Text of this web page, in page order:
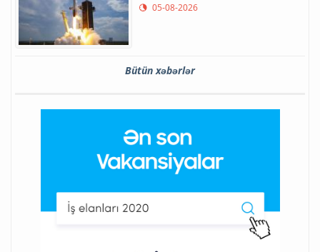
05-08-2026
Bütün xəbərlər